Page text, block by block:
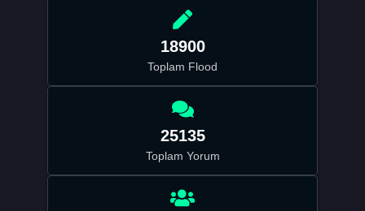
18900
Toplam Flood
25135
Toplam Yorum